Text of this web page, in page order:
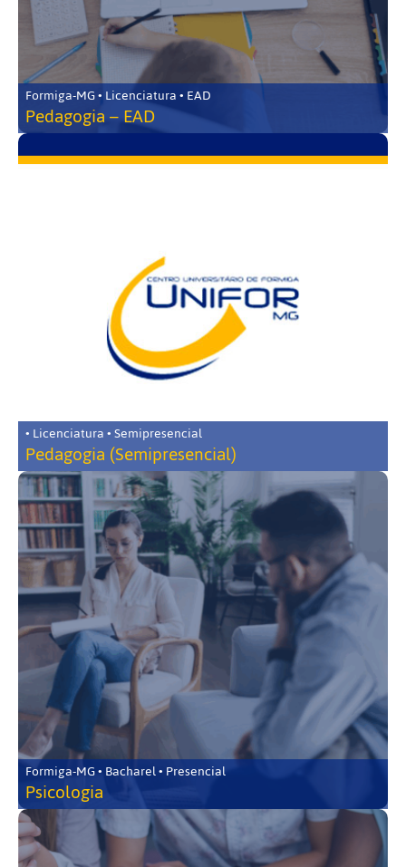
Formiga-MG • Licenciatura • EAD
Pedagogia – EAD
• Licenciatura • Semipresencial
Pedagogia (Semipresencial)
Formiga-MG • Bacharel • Presencial
Psicologia